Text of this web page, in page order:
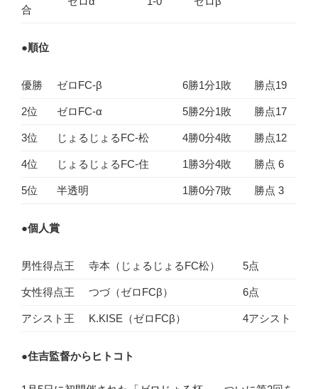
合
●順位
優勝 ゼロFC-β 6勝1分1敗 勝点19
2位 ゼロFC-α 5勝2分1敗 勝点17
3位 じょるじょるFC-松 4勝0分4敗 勝点12
4位 じょるじょるFC-住 1勝3分4敗 勝点 6
5位 半透明 1勝0分7敗 勝点 3
●個人賞
男性得点王 寺本（じょるじょるFC松） 5点
女性得点王 つづ（ゼロFCβ） 6点
アシスト王 K.KISE（ゼロFCβ） 4アシスト
●住吉監督からヒトコト